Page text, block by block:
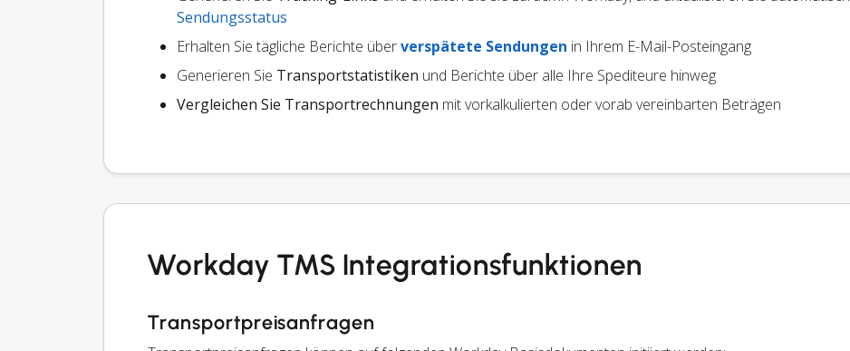
Sendungsstatus
Erhalten Sie tägliche Berichte überverspätete Sendungen in Ihrem E-Mail-Posteingang
Generieren Sie Transportstatistiken und Berichte über alle Ihre Spediteure hinweg
Vergleichen Sie Transportrechnungen mit vorkalkulierten oder vorab vereinbarten Beträgen
Workday TMS Integrationsfunktionen
Transportpreisanfragen